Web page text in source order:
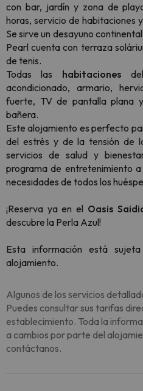
con bar, jardín y zona de
horas, servicio de habitaciones
Se sirve un desayuno
Pearl cuenta con terraza
de tenis.
Todas las habitaciones
acondicionado, armario,
fuerte, TV de pantalla plana
bañera.
Este alojamiento es perfecto
del estrés y de la tensión de
servicios de salud y
programa de entretenimiento
necesidades de todos los
¡Reserva ya en el Oasis
descubre la Perla Azul!
Esta información está
alojamiento.
Algunos de los servicios
Puedes consultar sus tarifas
establecimiento. Toda la
a cambios por parte del
contáctanos.